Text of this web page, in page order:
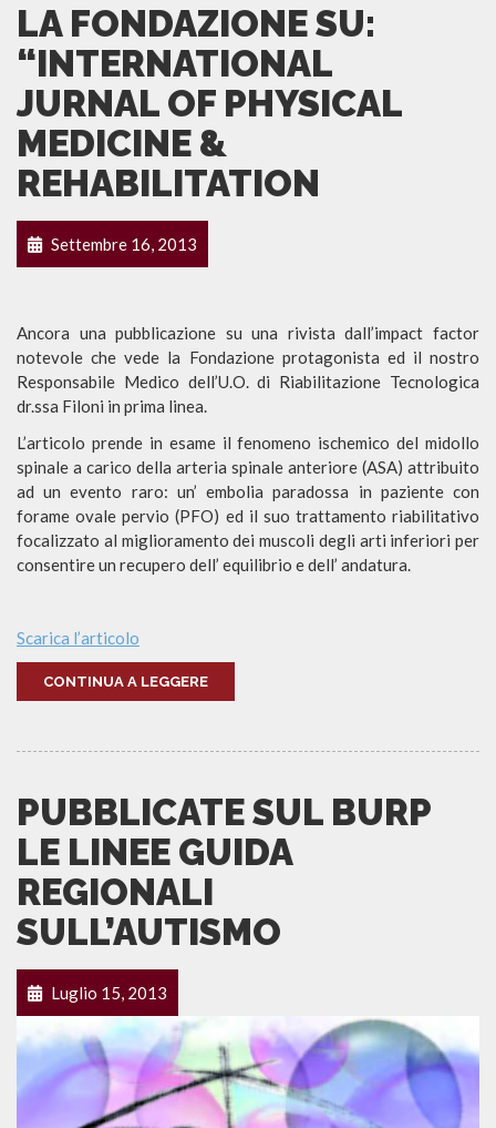
LA FONDAZIONE SU:
“INTERNATIONAL
JURNAL OF PHYSICAL
MEDICINE &
REHABILITATION
Settembre 16, 2013
Ancora una pubblicazione su una rivista dall’impact factor
notevole che vede la Fondazione protagonista ed il nostro
Responsabile Medico dell’U.O. di Riabilitazione Tecnologica
dr.ssa Filoni in prima linea.
L’articolo prende in esame il fenomeno ischemico del midollo
spinale a carico della arteria spinale anteriore (ASA) attribuito
ad un evento raro: un’ embolia paradossa in paziente con
forame ovale pervio (PFO) ed il suo trattamento riabilitativo
focalizzato al miglioramento dei muscoli degli arti inferiori per
consentire un recupero dell’ equilibrio e dell’ andatura.
Scarica l’articolo
CONTINUA A LEGGERE
PUBBLICATE SUL BURP
LE LINEE GUIDA
REGIONALI
SULL’AUTISMO
Luglio 15, 2013